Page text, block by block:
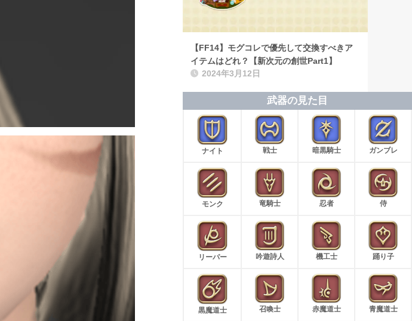
【FF14】モグコレで優先して交換すべきア
イテムはどれ？【新次元の創世Part1】
2024年3月12日
武器の見た目
ナイト 戦士 暗黒騎士 ガンブレ
モンク 竜騎士 忍者 侍
リーパー 吟遊詩人 機工士 踊り子
黒魔道士 召喚士 赤魔道士 青魔道士